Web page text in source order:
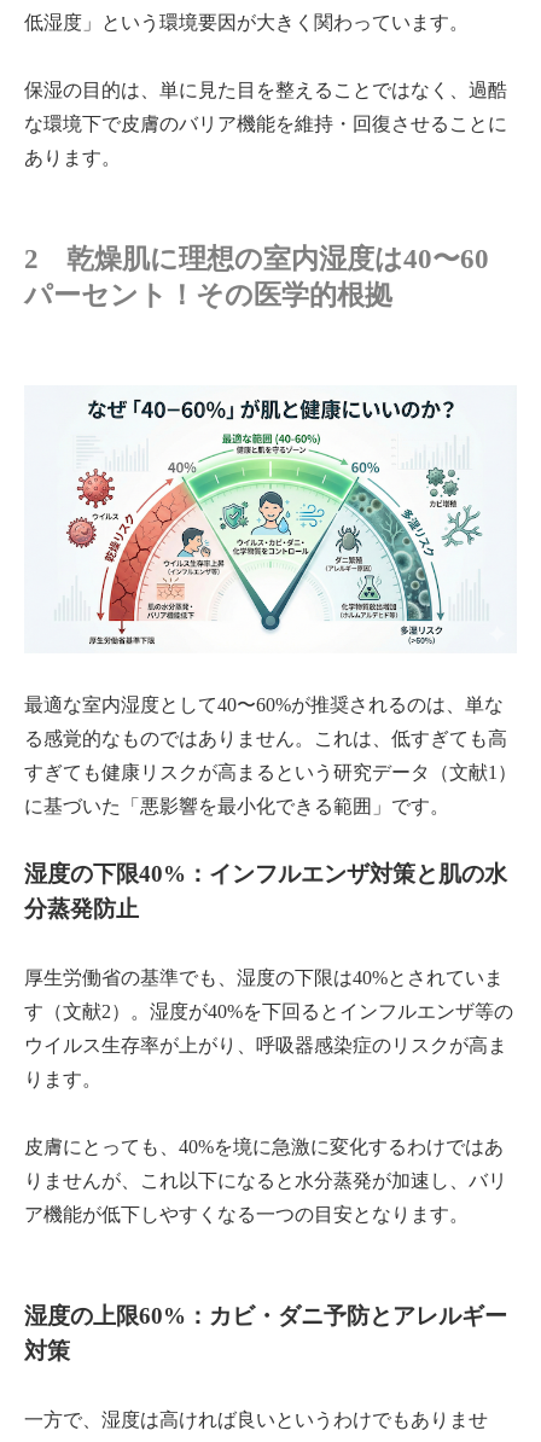
低湿度」という環境要因が大きく関わっています。
保湿の目的は、単に見た目を整えることではなく、過酷
な環境下で皮膚のバリア機能を維持・回復させることに
あります。
2 乾燥肌に理想の室内湿度は40〜60
パーセント！その医学的根拠
最適な室内湿度として40〜60%が推奨されるのは、単な
る感覚的なものではありません。これは、低すぎても高
すぎても健康リスクが高まるという研究データ（文献1）
に基づいた「悪影響を最小化できる範囲」です。
湿度の下限40%：インフルエンザ対策と肌の水
分蒸発防止
厚生労働省の基準でも、湿度の下限は40%とされていま
す（文献2）。湿度が40%を下回るとインフルエンザ等の
ウイルス生存率が上がり、呼吸器感染症のリスクが高ま
ります。
皮膚にとっても、40%を境に急激に変化するわけではあ
りませんが、これ以下になると水分蒸発が加速し、バリ
ア機能が低下しやすくなる一つの目安となります。
湿度の上限60%：カビ・ダニ予防とアレルギー
対策
一方で、湿度は高ければ良いというわけでもありませ